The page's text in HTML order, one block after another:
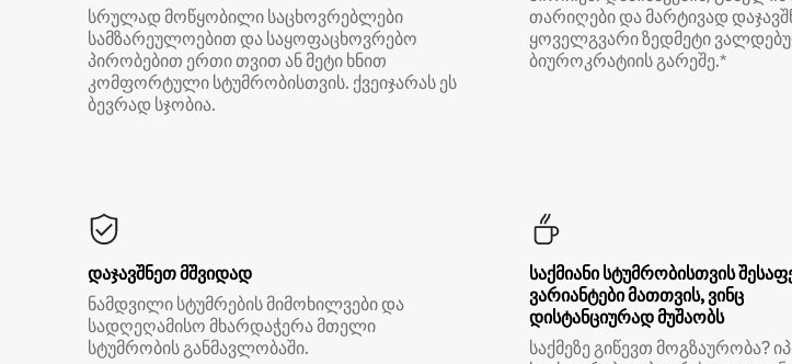
სრულად მოწყობილი საცხოვრებლები
სამზარეულოებით და საყოფაცხოვრებო
პირობებით ერთი თვით ან მეტი ხნით
კომფორტული სტუმრობისთვის. ქვეიჯარას ეს
ბევრად სჯობია.
თარიღები და მარტივად
ყოველგვარი ზედმეტი
ბიუროკრატიის გარეშე.*
დაჯავშნეთ მშვიდად
ნამდვილი სტუმრების მიმოხილვები და
სადღეღამისო მხარდაჭერა მთელი
სტუმრობის განმავლობაში.
საქმიანი სტუმრობისთვის
ვარიანტები მათთვის, ვინც
დისტანციურად მუშაობს
საქმეზე გიწევთ მოგზაურობა?